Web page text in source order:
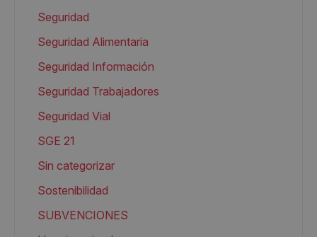
Seguridad
Seguridad Alimentaria
Seguridad Información
Seguridad Trabajadores
Seguridad Vial
SGE 21
Sin categorizar
Sostenibilidad
SUBVENCIONES